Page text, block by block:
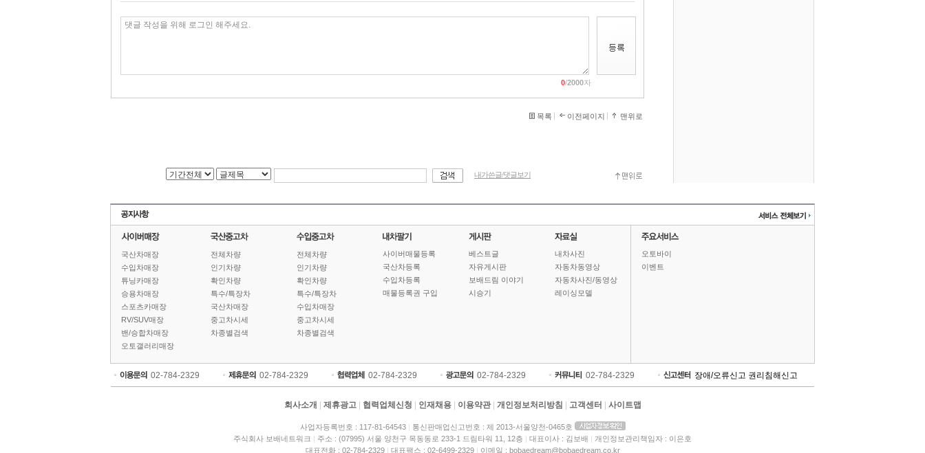
0/2000자
목록 이전페이지 맨위로
내가쓴글/댓글보기
국산차매장
수입차매장
튜닝카매장
승용차매장
스포츠카매장
RV/SUV매장
밴/승합차매장
오토갤러리매장
전체차량
인기차량
확인차량
특수/특장차
국산차매장
중고차시세
차종별검색
전체차량
인기차량
확인차량
특수/특장차
수입차매장
중고차시세
차종별검색
사이버매물등록
국산차등록
수입차등록
매물등록권 구입
베스트글
자유게시판
보배드림 이야기
시승기
내차사진
자동차동영상
자동차사진/동영상
레이싱모델
오토바이
이벤트
02-784-2329 02-784-2329 02-784-2329 02-784-2329 02-784-2329 장애/오류신고 권리침해신고
회사소개 제휴광고 협력업체신청 인재채용 이용약관 개인정보처리방침 고객센터 사이트맵
사업자등록번호 : 117-81-64543
통신판매업신고번호 : 제 2013-서울양천-0465호
주식회사 보배네트워크
주소 : (07995) 서울 양천구 목동동로 233-1 드림타워 11, 12층 대표이사 : 김보배
개인정보관리책임자 : 이은호
대표전화 : 02-784-2329
대표팩스 : 02-6499-2329 이메일 : bobaedream@bobaedream.co.kr